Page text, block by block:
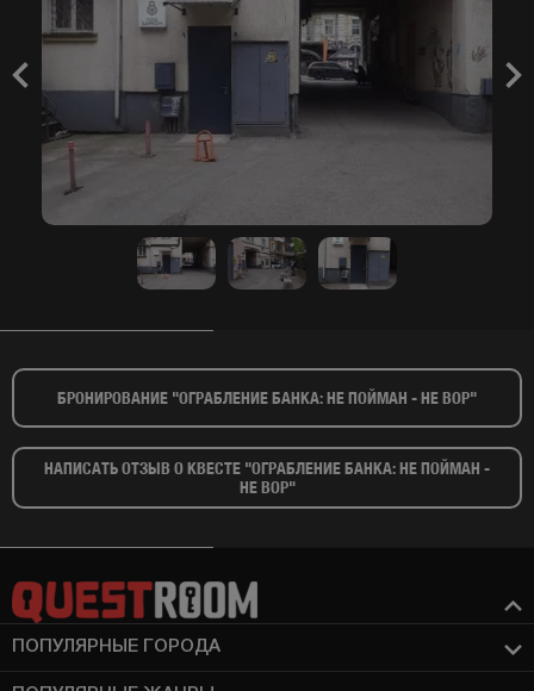
Previous
БРОНИРОВАНИЕ "ОГРАБЛЕНИЕ БАНКА: НЕ ПОЙМАН - НЕ ВОР"​
НАПИСАТЬ ОТЗЫВ О КВЕСТЕ "ОГРАБЛЕНИЕ БАНКА: НЕ ПОЙМАН -
НЕ ВОР"​
ПОПУЛЯРНЫЕ ГОРОДА